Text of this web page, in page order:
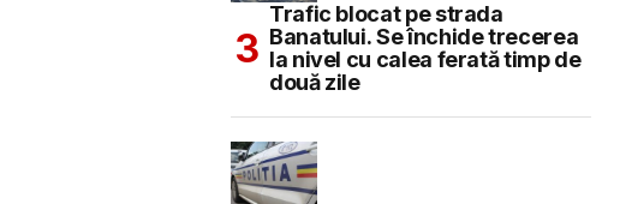
Trafic blocat pe strada
Banatului. Se închide trecerea
la nivel cu calea ferată timp de
două zile